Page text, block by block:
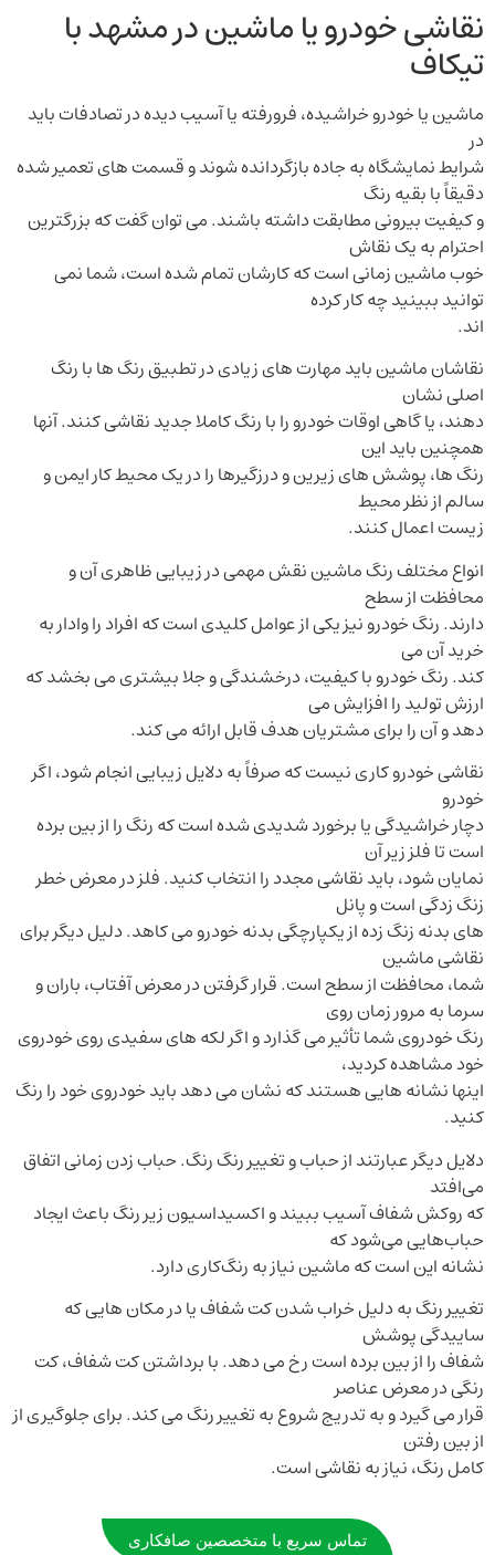
نقاشی خودرو یا ماشین در مشهد با
تیکاف
ماشین یا خودرو خراشیده، فرورفته یا آسیب دیده در تصادفات باید
در
شرایط نمایشگاه به جاده بازگردانده شوند و قسمت های تعمیر شده
دقیقاً با بقیه رنگ
و کیفیت بیرونی مطابقت داشته باشند. می توان گفت که بزرگترین
احترام به یک نقاش
خوب ماشین زمانی است که کارشان تمام شده است، شما نمی
توانید ببینید چه کار کرده
اند.
نقاشان ماشین باید مهارت های زیادی در تطبیق رنگ ها با رنگ
اصلی نشان
دهند، یا گاهی اوقات خودرو را با رنگ کاملا جدید نقاشی کنند. آنها
همچنین باید این
رنگ ها، پوشش های زیرین و درزگیرها را در یک محیط کار ایمن و
سالم از نظر محیط
زیست اعمال کنند.
انواع مختلف رنگ ماشین نقش مهمی در زیبایی ظاهری آن و
محافظت از سطح
دارند. رنگ خودرو نیز یکی از عوامل کلیدی است که افراد را وادار به
خرید آن می
کند. رنگ خودرو با کیفیت، درخشندگی و جلا بیشتری می بخشد که
ارزش تولید را افزایش می
دهد و آن را برای مشتریان هدف قابل ارائه می کند.
نقاشی خودرو کاری نیست که صرفاً به دلایل زیبایی انجام شود، اگر
خودرو
دچار خراشیدگی یا برخورد شدیدی شده است که رنگ را از بین برده
است تا فلز زیر آن
نمایان شود، باید نقاشی مجدد را انتخاب کنید. فلز در معرض خطر
زنگ زدگی است و پانل
های بدنه زنگ زده از یکپارچگی بدنه خودرو می کاهد. دلیل دیگر برای
نقاشی ماشین
شما، محافظت از سطح است. قرار گرفتن در معرض آفتاب، باران و
سرما به مرور زمان روی
رنگ خودروی شما تأثیر می گذارد و اگر لکه های سفیدی روی خودروی
خود مشاهده کردید،
اینها نشانه هایی هستند که نشان می دهد باید خودروی خود را رنگ
کنید.
دلایل دیگر عبارتند از حباب و تغییر رنگ رنگ. حباب زدن زمانی اتفاق
می‌افتد
که روکش شفاف آسیب ببیند و اکسیداسیون زیر رنگ باعث ایجاد
حباب‌هایی می‌شود که
نشانه این است که ماشین نیاز به رنگ‌کاری دارد.
تغییر رنگ به دلیل خراب شدن کت شفاف یا در مکان هایی که
ساییدگی پوشش
شفاف را از بین برده است رخ می دهد. با برداشتن کت شفاف، کت
رنگی در معرض عناصر
قرار می گیرد و به تدریج شروع به تغییر رنگ می کند. برای جلوگیری از
از بین رفتن
کامل رنگ، نیاز به نقاشی است.
تماس سریع با متخصصین صافکاری